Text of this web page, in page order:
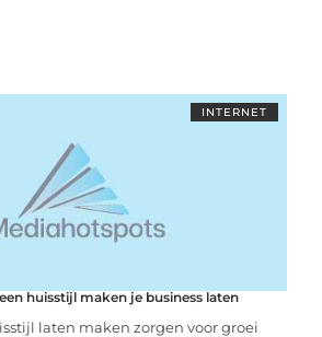
INTERNET
huisstijl maken je business laten
laten maken zorgen voor groei